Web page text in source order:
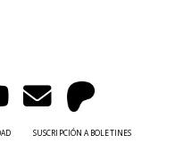
SUSCRIPCIÓN A BOLETINES